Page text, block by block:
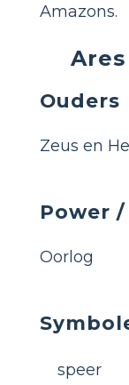
Amazons.
Ouders
Zeus en
Power
Oorlog
speer